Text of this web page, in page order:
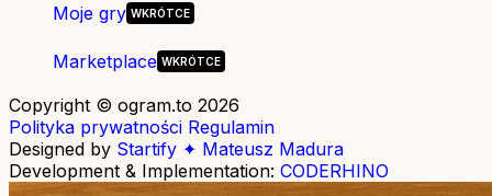
Moje gry
Marketplace
Copyright © ogram.to 2026
Polityka prywatności Regulamin
Designed by Startify ✦ Mateusz Madura
Development & Implementation: CODERHINO